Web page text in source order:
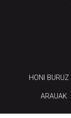
HONI BURUZ
ARAUAK